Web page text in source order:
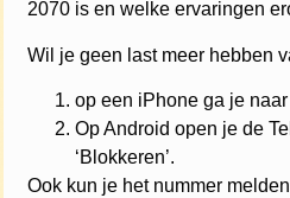
2070 is en welke ervaringen
Wil je geen last meer hebben
op een iPhone ga je naar
Op Android open je de
‘Blokkeren’.
Ook kun je het nummer